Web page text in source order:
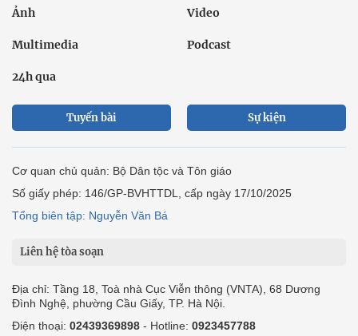
Ảnh Video
Multimedia Podcast
24h qua
Tuyến bài Sự kiện
Cơ quan chủ quản: Bộ Dân tộc và Tôn giáo
Số giấy phép: 146/GP-BVHTTDL, cấp ngày 17/10/2025
Tổng biên tập: Nguyễn Văn Bá
Liên hệ tòa soạn
Địa chỉ: Tầng 18, Toà nhà Cục Viễn thông (VNTA), 68 Dương
Đình Nghệ, phường Cầu Giấy, TP. Hà Nội.
Điện thoại: 02439369898 - Hotline: 0923457788